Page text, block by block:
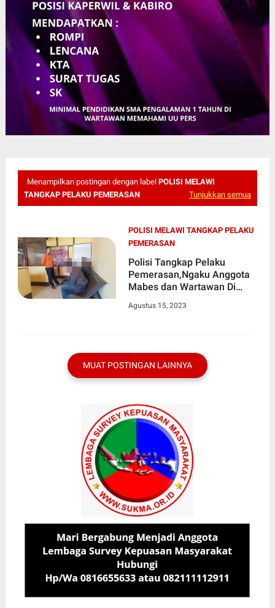
Menampilkan postingan dengan label POLISI MELAWI
TANGKAP PELAKU PEMERASAN
Tunjukkan semua
POLISI MELAWI TANGKAP PELAKU
PEMERASAN
Polisi Tangkap Pelaku
Pemerasan,Ngaku Anggota
Mabes dan Wartawan Di
IWO Indonesia
Agustus 15, 2023
MUAT POSTINGAN LAINNYA